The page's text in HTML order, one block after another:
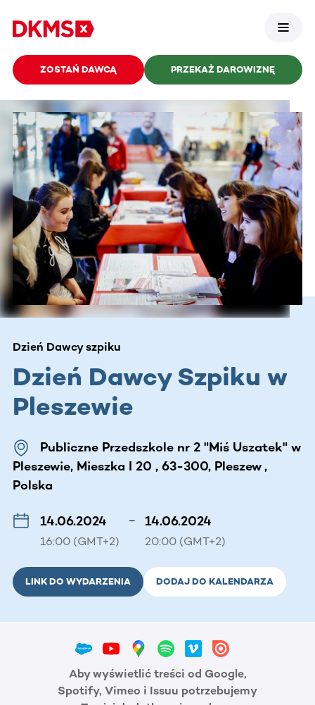
ZOSTAŃ DAWCĄ PRZEKAŻ DAROWIZNĘ
Dzień Dawcy szpiku
Dzień Dawcy Szpiku w
Pleszewie
Publiczne Przedszkole nr 2 "Miś Uszatek" w
Pleszewie, Mieszka I 20 , 63-300, Pleszew ,
Polska
14.06.2024
16:00 (GMT+2)
– 14.06.2024
20:00 (GMT+2)
LINK DO WYDARZENIA DODAJ DO KALENDARZA
Aby wyświetlić treści od Google,
Spotify, Vimeo i Issuu potrzebujemy